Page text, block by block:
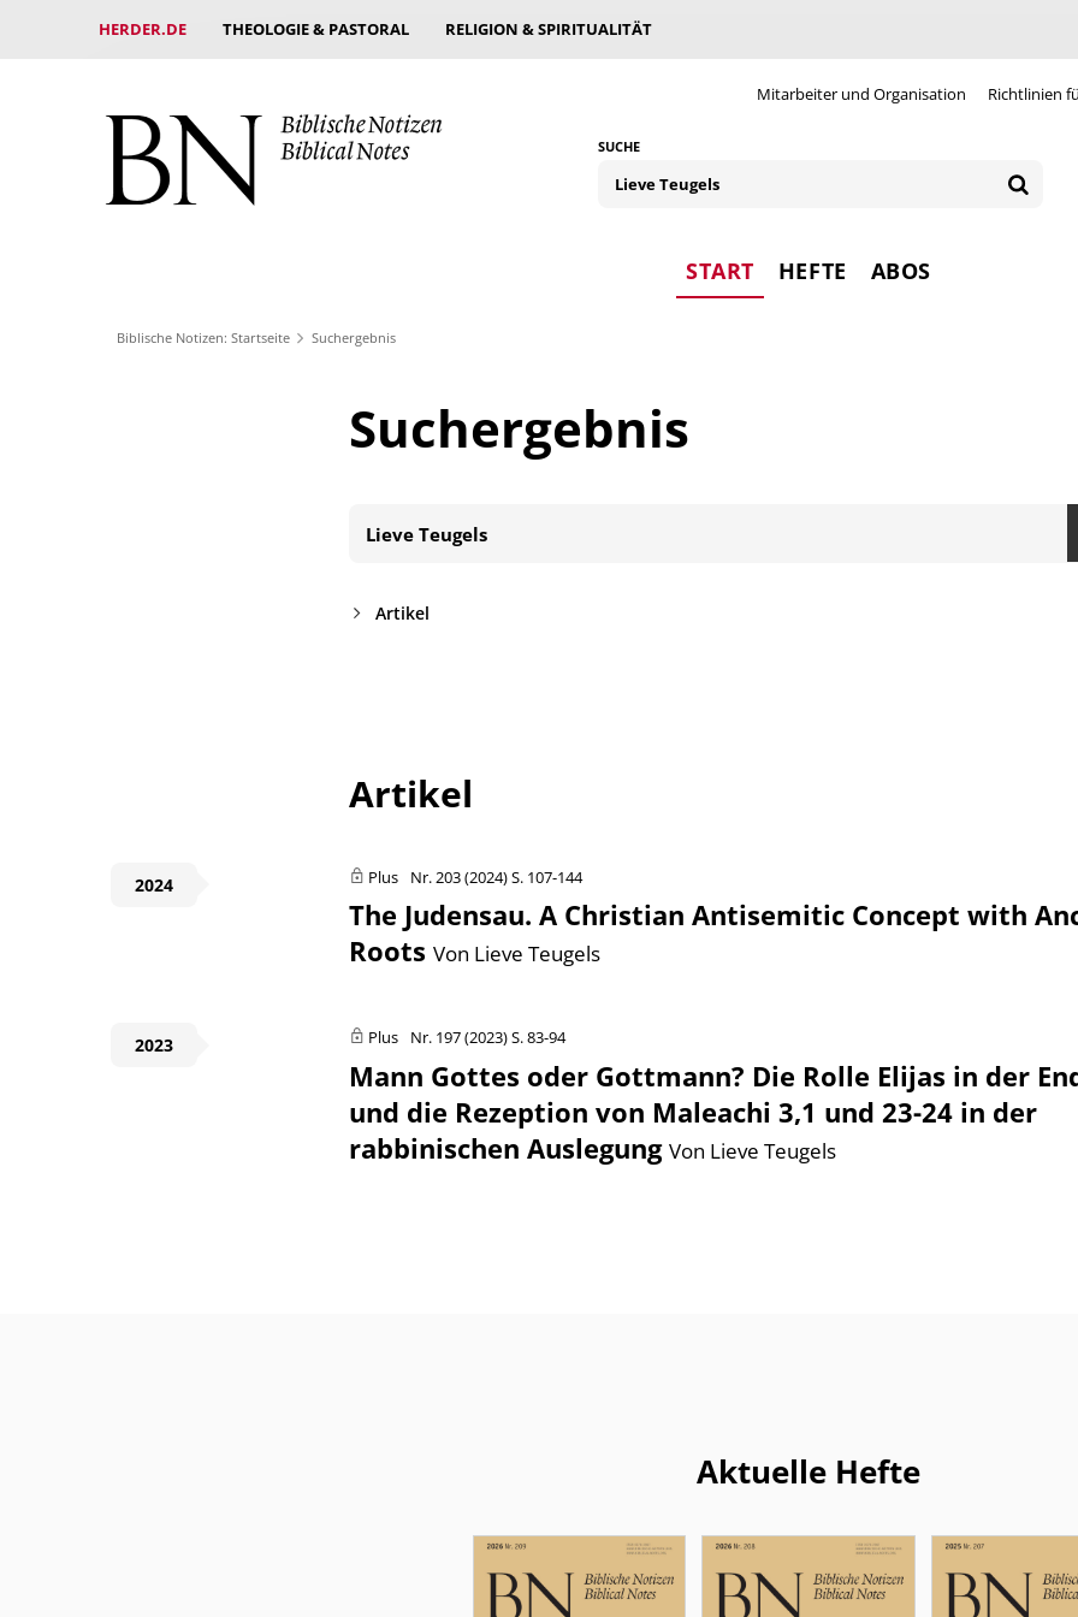
HERDER.DE THEOLOGIE & PASTORAL RELIGION & SPIRITUALITÄT
Mitarbeiter und Organisation Richtlinien
SUCHE
START HEFTE ABOS
Biblische Notizen: Startseite Suchergebnis
Suchergebnis
Artikel
Artikel
2024 Plus Nr. 203 (2024)S. 107-144
The Judensau. A Christian Antisemitic Concept with
Roots Von Lieve Teugels
2023 Plus Nr. 197 (2023)S. 83-94
Mann Gottes oder Gottmann? Die Rolle Elijas in der
und die Rezeption von Maleachi 3,1 und 23-24 in der
rabbinischen Auslegung Von Lieve Teugels
Aktuelle Hefte